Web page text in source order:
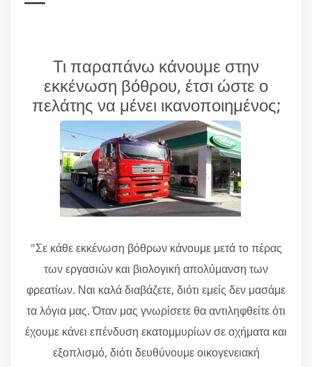
Τι παραπάνω κάνουμε στην
εκκένωση βόθρου, έτσι ώστε ο
πελάτης να μένει ικανοποιημένος;
"Σε κάθε εκκένωση βόθρων κάνουμε μετά το πέρας
των εργασιών και βιολογική απολύμανση των
φρεατίων. Ναι καλά διαβάζετε, διότι εμείς δεν μασάμε
τα λόγια μας. Όταν μας γνωρίσετε θα αντιληφθείτε ότι
έχουμε κάνει επένδυση εκατομμυρίων σε οχήματα και
εξοπλισμό, διότι δευθύνουμε οικογενειακή